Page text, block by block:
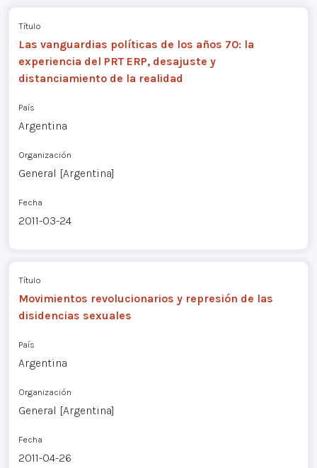
Título
Las vanguardias políticas de los años 70: la
experiencia del PRT ERP, desajuste y
distanciamiento de la realidad
País
Argentina
Organización
General [Argentina]
Fecha
2011-03-24
Título
Movimientos revolucionarios y represión de las
disidencias sexuales
País
Argentina
Organización
General [Argentina]
Fecha
2011-04-26